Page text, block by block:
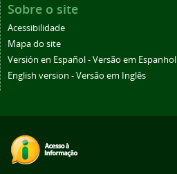
Sobre o site
Acessibilidade
Mapa do site
Versión en Español - Versão em Espanhol
English version - Versão em Inglês